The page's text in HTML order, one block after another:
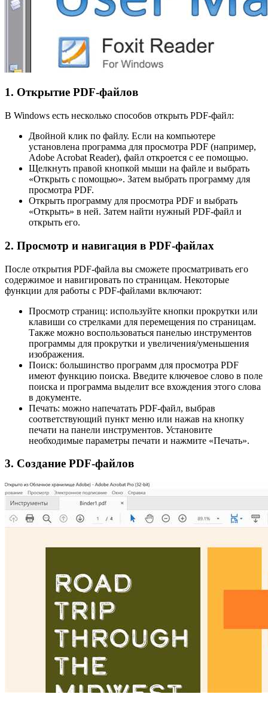
1. Открытие PDF-файлов
В Windows есть несколько способов открыть PDF-файл:
Двойной клик по файлу. Если на компьютере
установлена программа для просмотра PDF (например,
Adobe Acrobat Reader), файл откроется с ее помощью.
Щелкнуть правой кнопкой мыши на файле и выбрать
«Открыть с помощью». Затем выбрать программу для
просмотра PDF.
Открыть программу для просмотра PDF и выбрать
«Открыть» в ней. Затем найти нужный PDF-файл и
открыть его.
2. Просмотр и навигация в PDF-файлах
После открытия PDF-файла вы сможете просматривать его
содержимое и навигировать по страницам. Некоторые
функции для работы с PDF-файлами включают:
Просмотр страниц: используйте кнопки прокрутки или
клавиши со стрелками для перемещения по страницам.
Также можно воспользоваться панелью инструментов
программы для прокрутки и увеличения/уменьшения
изображения.
Поиск: большинство программ для просмотра PDF
имеют функцию поиска. Введите ключевое слово в поле
поиска и программа выделит все вхождения этого слова
в документе.
Печать: можно напечатать PDF-файл, выбрав
соответствующий пункт меню или нажав на кнопку
печати на панели инструментов. Установите
необходимые параметры печати и нажмите «Печать».
3. Создание PDF-файлов